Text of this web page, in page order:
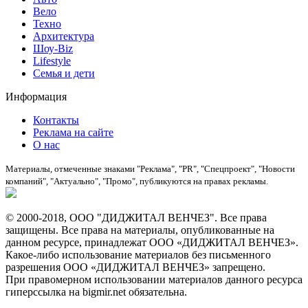
Вело
Техно
Архитектура
Шоу-Biz
Lifestyle
Семья и дети
Информация
Контакты
Реклама на сайте
О нас
Материалы, отмеченные знаками "Реклама", "PR", "Спецпроект", "Новости
компаний", "Актуально", "Промо", публикуются на правах рекламы.
© 2000-2018, ООО "ДИДЖИТАЛ ВЕНЧЕЗ". Все права
защищены. Все права на материалы, опубликованные на
данном ресурсе, принадлежат ООО «ДИДЖИТАЛ ВЕНЧЕЗ».
Какое-либо использование материалов без письменного
разрешения ООО «ДИДЖИТАЛ ВЕНЧЕЗ» запрещено.
При правомерном использовании материалов данного ресурса
гиперссылка на bigmir.net обязательна.